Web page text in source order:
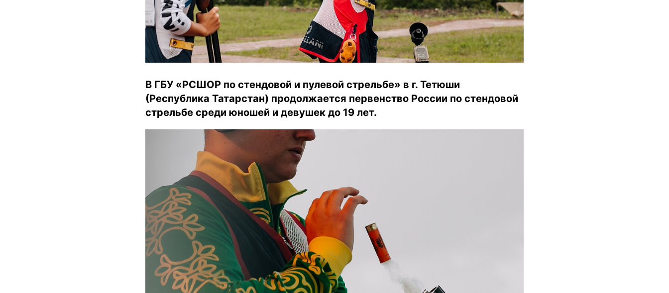
В ГБУ «РСШОР по стендовой и пулевой стрельбе» в г. Тетюши
(Республика Татарстан) продолжается первенство России по стендовой
стрельбе среди юношей и девушек до 19 лет.